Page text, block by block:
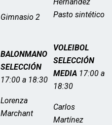
Gimnasio 2
Pasto sintético
BALONMANO
SELECCIÓN
17:00 a 18:30
Lorenza
Marchant
VOLEIBOL
SELECCIÓN
MEDIA 17:00 a
18:30
Carlos
Martínez